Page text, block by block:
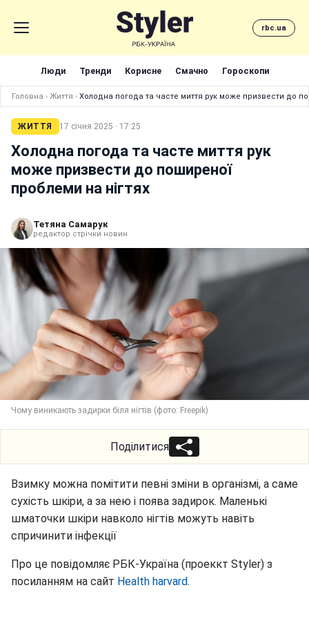
rbc.ua
Люди Тренди Корисне Смачно Гороскопи
Головна › Життя › Холодна погода та часте миття рук може призвести до
ЖИТТЯ 17 січня 2025 · 17:25
Холодна погода та часте миття рук
може призвести до поширеної
проблеми на нігтях
Тетяна Самарук
редактор стрічки новин
Чому виникають задирки біля нігтів (фото: Freepik)
Поділитися
Взимку можна помітити певні зміни в організмі, а саме
сухість шкіри, а за нею і поява задирок. Маленькі
шматочки шкіри навколо нігтів можуть навіть
спричинити інфекції
Про це повідомляє РБК-Україна (проеккт Styler) з
посиланням на сайт Нealth harvard.